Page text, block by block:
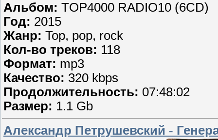
Альбом: TOP4000 RADIO10 (6CD)
Год: 2015
Жанр: Top, pop, rock
Кол-во треков: 118
Формат: mp3
Качество: 320 kbps
Продолжительность: 07:48:02
Размер: 1.1 Gb
Александр Петрушевский -